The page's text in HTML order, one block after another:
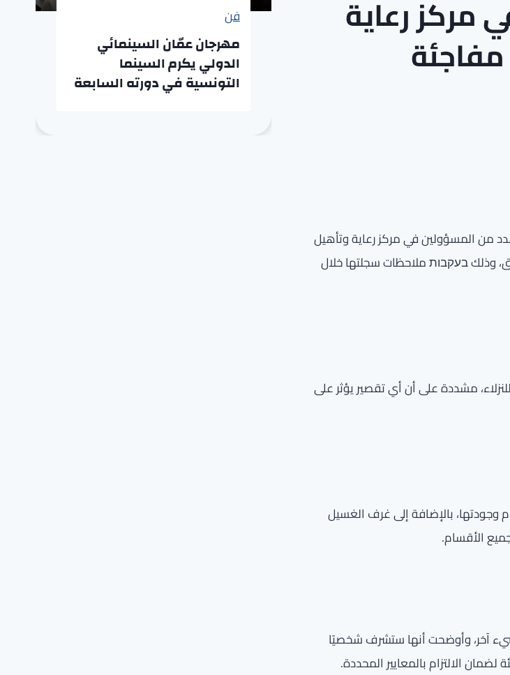
مركز رعاية
مفاجئة
من المسؤولين في مركز رعاية وتأهيل
وذلك בעקבות ملاحظات سجلتها خلال
مشددة على أن أي تقصير يؤثر على
وجودتها، بالإضافة إلى غرف الغسيل
الأقسام.
شيء آخر، وأوضحت أنها ستشرف شخصيًا
الالتزام بالمعايير المحددة.
فن
مهرجان عمّان السينمائي
الدولي يكرم السينما
التونسية في دورته السابعة